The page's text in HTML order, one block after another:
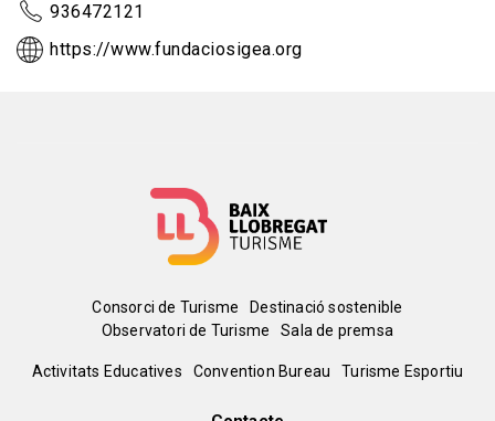
936472121
https://www.fundaciosigea.org
Menú
del
Consorci de Turisme
Destinació sostenible
Observatori de Turisme
Sala de premsa
Peu
Activitats Educatives Convention Bureau Turisme Esportiu